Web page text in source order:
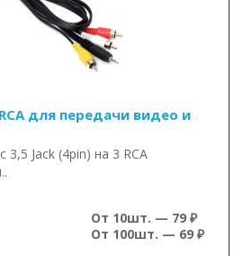
для передачи видео и
3,5 Jack (4pin) на 3 RCA
От 10шт. — 79 ₽
От 100шт. — 69 ₽